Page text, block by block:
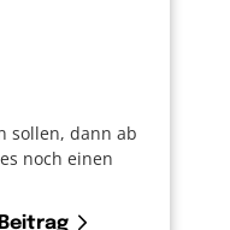
sollen, dann ab
noch einen